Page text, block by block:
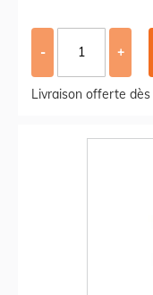
- +
Livraison offerte dès